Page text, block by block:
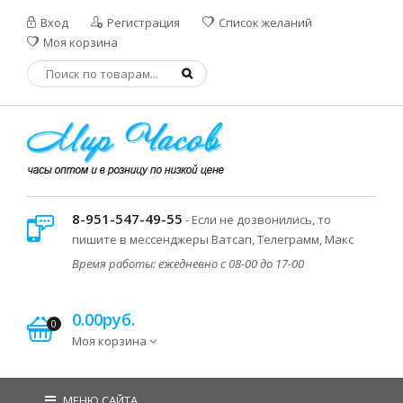
Вход Регистрация
Список желаний
Моя корзина
8-951-547-49-55 - Если не дозвонились, то
пишите в мессенджеры Ватсап, Телеграмм, Макс
Время работы: ежедневно с 08-00 до 17-00
0 0.00руб.
Моя корзина